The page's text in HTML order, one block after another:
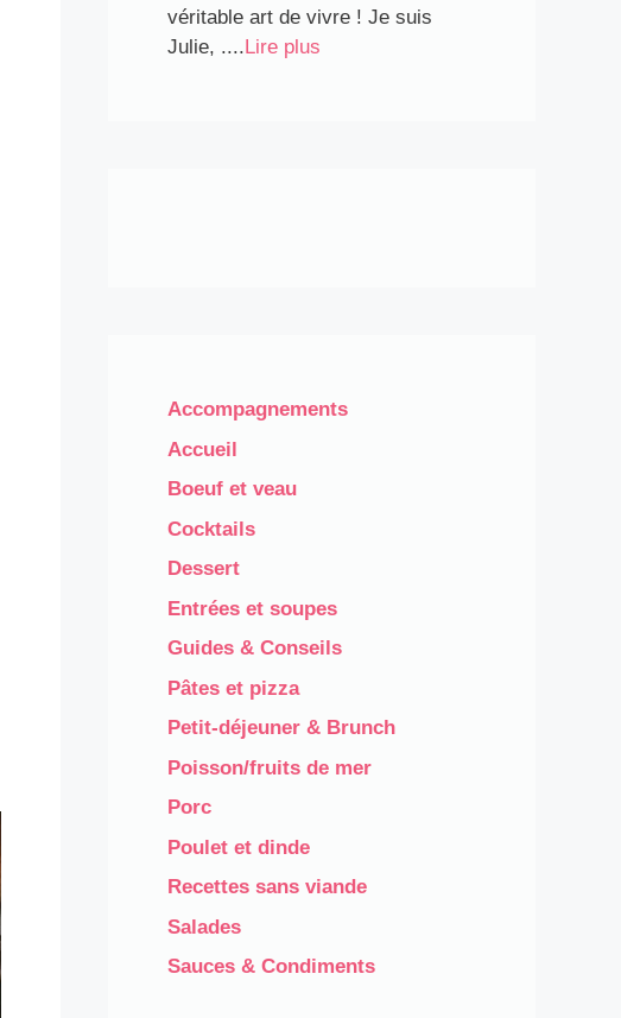
véritable art de vivre ! Je suis
Julie, ....Lire plus
Accompagnements
Accueil
Boeuf et veau
Cocktails
Dessert
Entrées et soupes
Guides & Conseils
Pâtes et pizza
Petit-déjeuner & Brunch
Poisson/fruits de mer
Porc
Poulet et dinde
Recettes sans viande
Salades
Sauces & Condiments​